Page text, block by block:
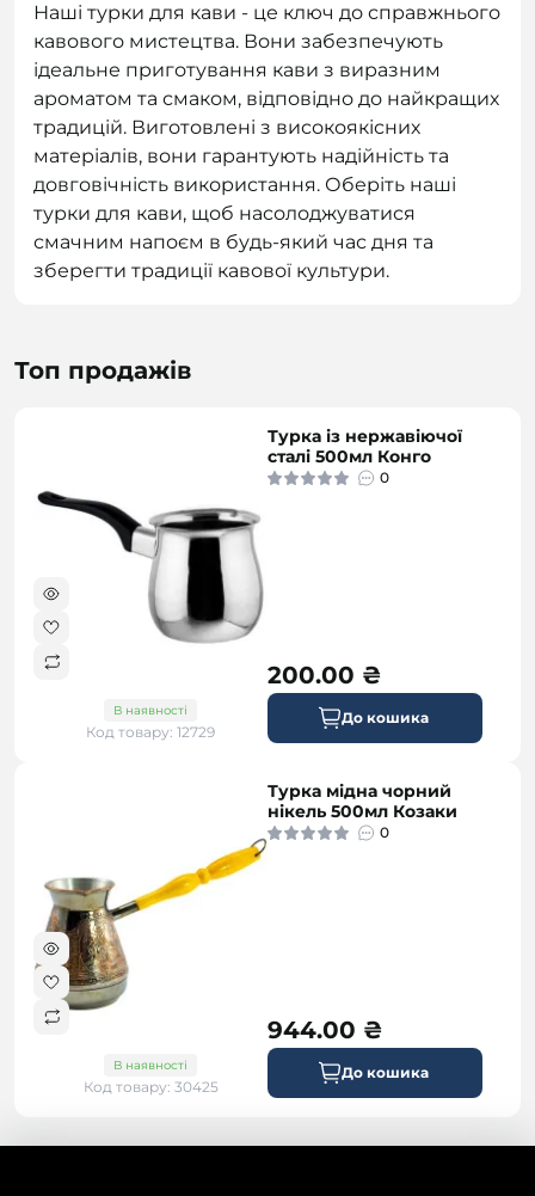
Наші турки для кави - це ключ до справжнього
кавового мистецтва. Вони забезпечують
ідеальне приготування кави з виразним
ароматом та смаком, відповідно до найкращих
традицій. Виготовлені з високоякісних
матеріалів, вони гарантують надійність та
довговічність використання. Оберіть наші
турки для кави, щоб насолоджуватися
смачним напоєм в будь-який час дня та
зберегти традиції кавової культури.
Топ продажів
В наявності
Код товару: 12729
Турка із нержавіючої
сталі 500мл Конго
0
200.00 ₴
До кошика
В наявності
Код товару: 30425
Турка мідна чорний
нікель 500мл Козаки
0
944.00 ₴
До кошика